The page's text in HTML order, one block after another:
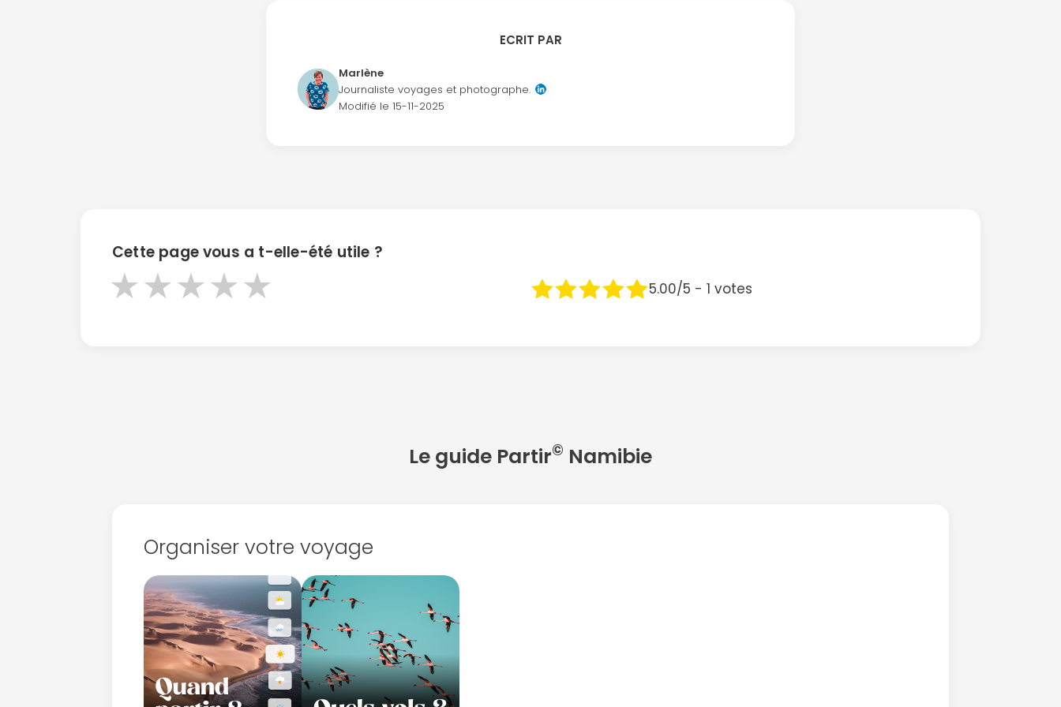
ECRIT PAR
Marlène
Journaliste voyages et photographe.
Modifié le 15-11-2025
Cette page vous a t-elle-été utile ?
★
★
★
★
★ 5.00/5 - 1 votes
Le guide Partir© Namibie
Organiser votre voyage